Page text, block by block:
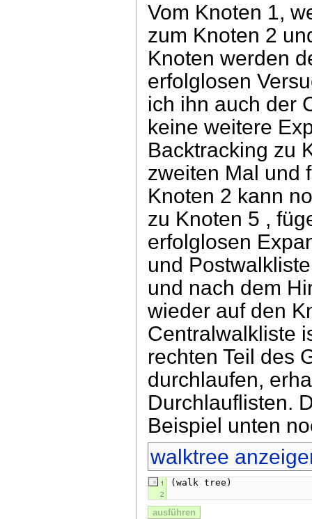
Vom Knoten 1,
zum Knoten 2
Knoten werden
erfolglosen
ich ihn auch der
keine weitere
Backtracking zu
zweiten Mal und
Knoten 2 kann
zu Knoten 5 ,
erfolglosen
und
und nach dem
wieder auf den
Centralwalkliste
rechten Teil des
durchlaufen,
Durchlauflisten.
Beispiel unten
walktree
ausführen